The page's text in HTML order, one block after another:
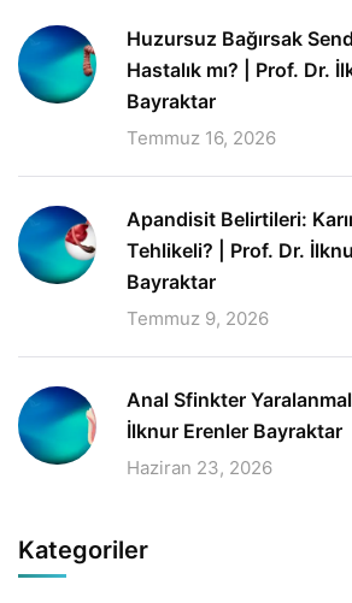
Huzursuz Bağırsak
Hastalık mı? | Prof. Dr.
Bayraktar
Temmuz 16, 2026
Apandisit Belirtileri:
Tehlikeli? | Prof. Dr.
Bayraktar
Temmuz 9, 2026
Anal Sfinkter
İlknur Erenler Bayraktar
Haziran 23, 2026
Kategoriler